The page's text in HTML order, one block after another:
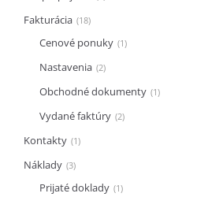
Fakturácia 18
Cenové ponuky 1
Nastavenia 2
Obchodné dokumenty 1
Vydané faktúry 2
Kontakty 1
Náklady 3
Prijaté doklady 1